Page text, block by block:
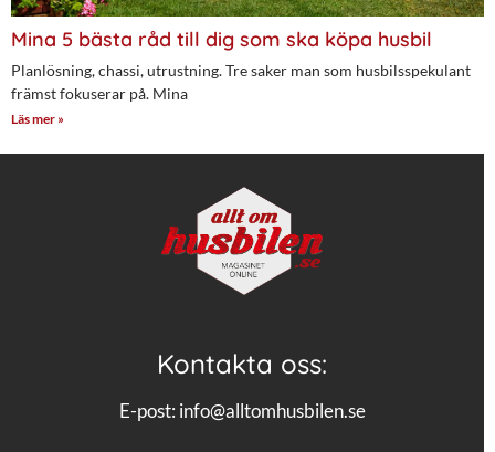
Mina 5 bästa råd till dig som ska köpa husbil
Planlösning, chassi, utrustning. Tre saker man som husbilsspekulant
främst fokuserar på. Mina
Läs mer »
Kontakta oss:
E-post: info@alltomhusbilen.se